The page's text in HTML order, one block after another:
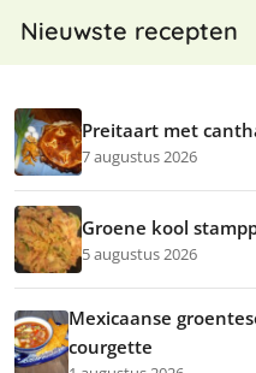
Nieuwste recepten
Preitaart met
7 augustus 2026
Groene kool
5 augustus 2026
Mexicaanse
courgette